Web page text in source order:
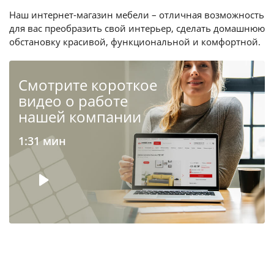
Наш интернет-магазин мебели – отличная возможность
для вас преобразить свой интерьер, сделать домашнюю
обстановку красивой, функциональной и комфортной.
Cмотрите короткое
видео о работе
нашей компании
1:31 мин